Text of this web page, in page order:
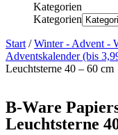
Kategorien
Kategorien
Start /Winter - Advent -
Adventskalender (bis
Leuchtsterne 40 – 60 cm
B-Ware
Leuchtsterne